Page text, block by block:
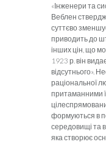
«Інженери та
Веблен
суттєво
приводить до
інших цін, що
1923 р. він
відсутнього».
раціональної
притаманними
формуються в
середовищі та
яка створює